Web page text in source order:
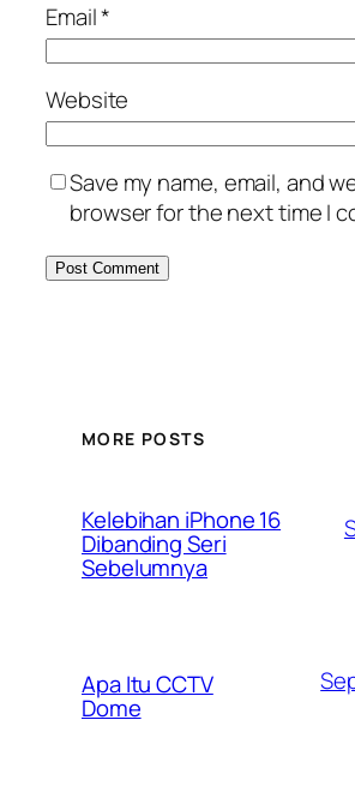
Email*
Website
Save my name, email, and
browser for the next time I
MORE POSTS
Kelebihan iPhone 16
Dibanding Seri
Sebelumnya
Apa Itu CCTV
Dome